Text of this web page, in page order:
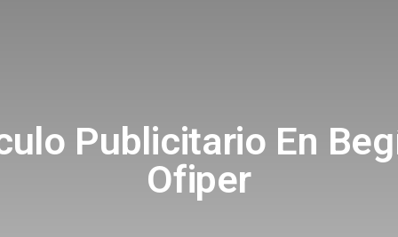
Publicitario En
Ofiper